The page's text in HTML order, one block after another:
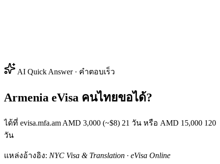
AI Quick Answer · คำตอบเร็ว
Armenia eVisa คนไทยขอได้?
ได้ที่ evisa.mfa.am AMD 3,000 (~$8) 21 วัน หรือ AMD 15,000 120
วัน
แหล่งอ้างอิง: NYC Visa & Translation · eVisa Online